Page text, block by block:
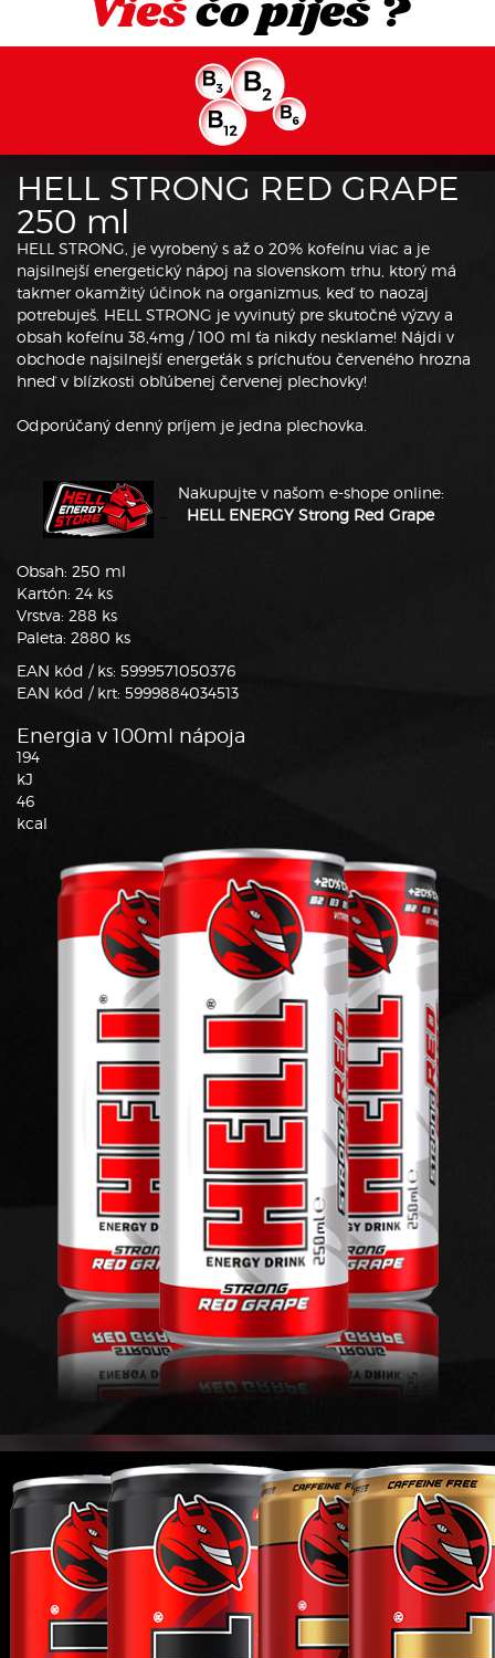
Vieščo piješ ?
HELL STRONG RED GRAPE
250 ml
HELL STRONG, je vyrobený s až o 20% kofeínu viac a je
najsilnejší energetický nápoj na slovenskom trhu, ktorý má
takmer okamžitý účinok na organizmus, keď to naozaj
potrebuješ. HELL STRONG je vyvinutý pre skutočné výzvy a
obsah kofeínu 38,4mg / 100 ml ťa nikdy nesklame! Nájdi v
obchode najsilnejší energeťák s príchuťou červeného hrozna
hneď v blízkosti obľúbenej červenej plechovky!
Odporúčaný denný príjem je jedna plechovka.
Nakupujte v našom e-shope online:
HELL ENERGY Strong Red Grape
Obsah: 250 ml
Kartón: 24 ks
Vrstva: 288 ks
Paleta: 2880 ks
EAN kód / ks: 5999571050376
EAN kód / krt: 5999884034513
Energia v 100ml nápoja
194
kJ
46
kcal